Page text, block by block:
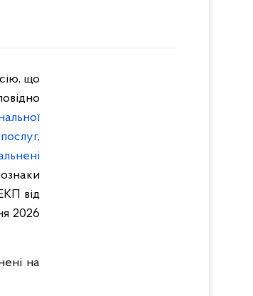
що
,
ознаки
від
2026
на